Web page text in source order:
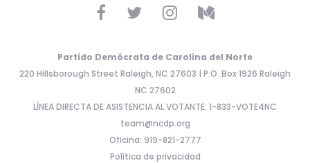
Partido Demócrata de Carolina del Norte
220 Hillsborough Street Raleigh, NC 27603 | P.O. Box 1926 Raleigh
NC 27602
LÍNEA DIRECTA DE ASISTENCIA AL VOTANTE: 1-833-VOTE4NC
team@ncdp.org
Oficina: 919-821-2777
Política de privacidad